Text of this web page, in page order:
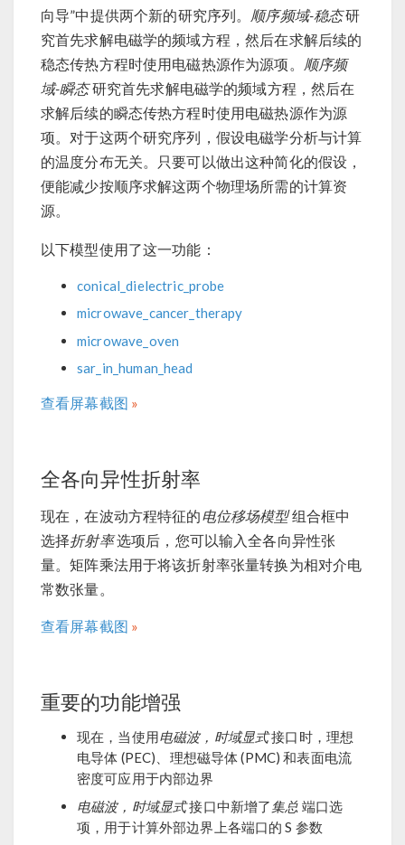
向导”中提供两个新的研究序列。 顺序频域-稳态研
究首先求解电磁学的频域方程，然后在求解后续的
稳态传热方程时使用电磁热源作为源项。 顺序频
域-瞬态研究首先求解电磁学的频域方程，然后在
求解后续的瞬态传热方程时使用电磁热源作为源
项。对于这两个研究序列，假设电磁学分析与计算
的温度分布无关。只要可以做出这种简化的假设，
便能减少按顺序求解这两个物理场所需的计算资
源。
以下模型使用了这一功能：
conical_dielectric_probe
microwave_cancer_therapy
microwave_oven
sar_in_human_head
查看屏幕截图
全各向异性折射率
现在，在波动方程特征的电位移场模型组合框中
选择折射率选项后，您可以输入全各向异性张
量。矩阵乘法用于将该折射率张量转换为相对介电
常数张量。
查看屏幕截图
重要的功能增强
现在，当使用电磁波，时域显式接口时，理想
电导体 (PEC)、理想磁导体 (PMC) 和表面电流
密度可应用于内部边界
电磁波，时域显式接口中新增了集总 端口选
项，用于计算外部边界上各端口的 S 参数